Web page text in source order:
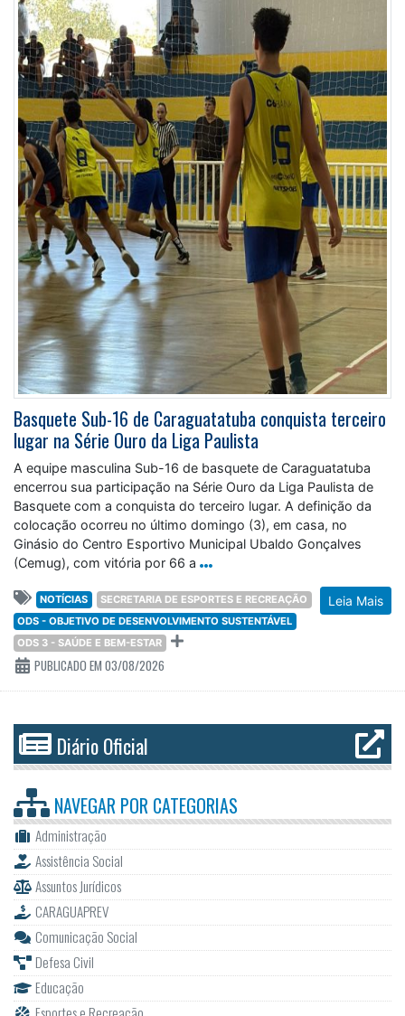
Basquete Sub-16 de Caraguatatuba conquista terceiro
lugar na Série Ouro da Liga Paulista
A equipe masculina Sub-16 de basquete de Caraguatatuba
encerrou sua participação na Série Ouro da Liga Paulista de
Basquete com a conquista do terceiro lugar. A definição da
colocação ocorreu no último domingo (3), em casa, no
Ginásio do Centro Esportivo Municipal Ubaldo Gonçalves
(Cemug), com vitória por 66 a
Leia Mais
NOTÍCIAS
SECRETARIA DE ESPORTES E RECREAÇÃO
ODS - OBJETIVO DE DESENVOLVIMENTO SUSTENTÁVEL
ODS 3 - SAÚDE E BEM-ESTAR
PUBLICADO EM 03/08/2026
Diário Oficial
NAVEGAR POR CATEGORIAS
Administração
Assistência Social
Assuntos Jurídicos
CARAGUAPREV
Comunicação Social
Defesa Civil
Educação